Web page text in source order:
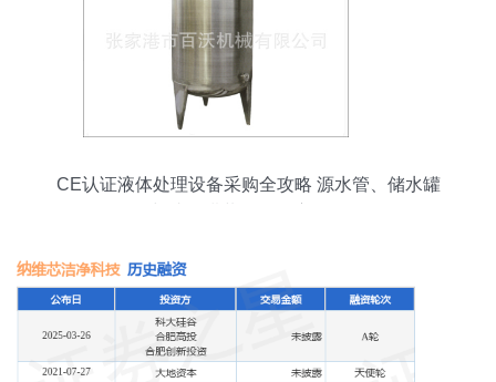
CE认证液体处理设备采购全攻略 源水管、储水罐